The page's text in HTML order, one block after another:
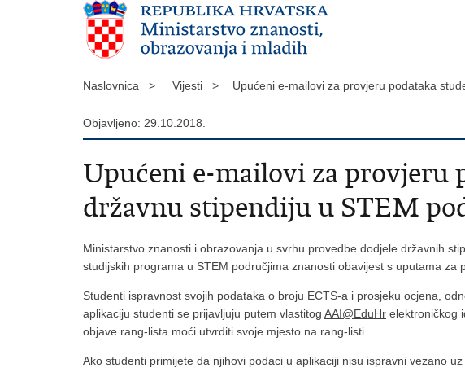
Naslovnica > Vijesti > Upućeni e-mailovi za provjeru podataka
Objavljeno: 29.10.2018.
Upućeni e-mailovi za provjeru
državnu stipendiju u STEM
Ministarstvo znanosti i obrazovanja u svrhu provedbe dodjele državnih
studijskih programa u STEM područjima znanosti obavijest s uputama
Studenti ispravnost svojih podataka o broju ECTS-a i prosjeku ocjena,
aplikaciju studenti se prijavljuju putem vlastitog AAI@EduHr elektroničkog
objave rang-lista moći utvrditi svoje mjesto na rang-listi.
Ako studenti primijete da njihovi podaci u aplikaciji nisu ispravni vezano